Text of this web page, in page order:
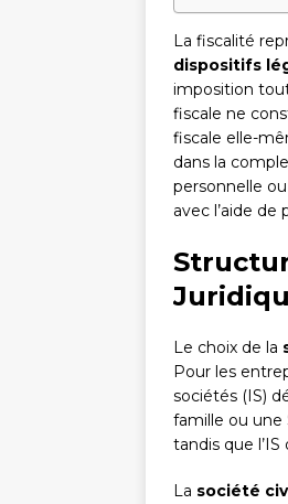
La fiscalité
dispositifs
imposition
fiscale ne
fiscale elle-
dans la
personnelle
avec l’aide de
Le choix de la
Pour les
sociétés (IS)
famille ou une
tandis que
La société